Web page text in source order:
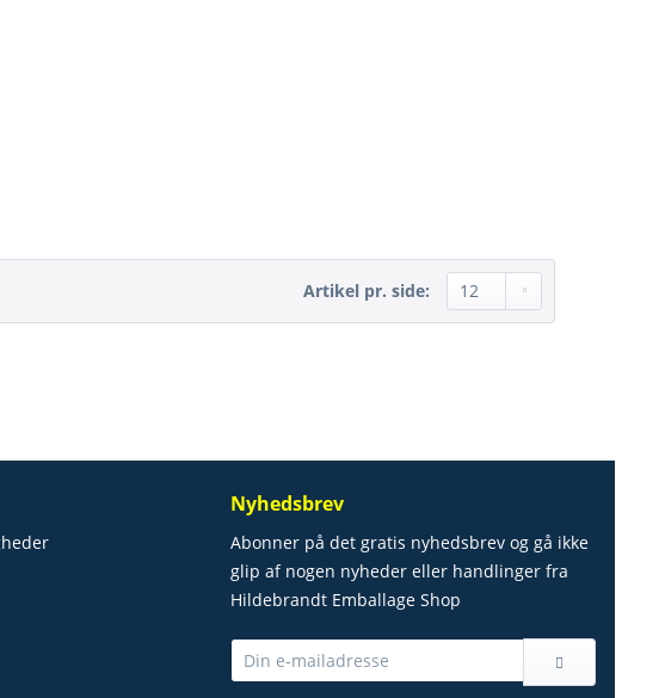
Artikel pr. side:
Nyhedsbrev
Abonner på det gratis nyhedsbrev og gå ikke
glip af nogen nyheder eller handlinger fra
Hildebrandt Emballage Shop